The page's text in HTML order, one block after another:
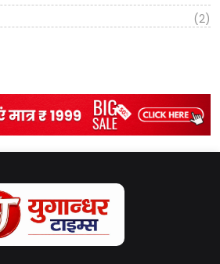
(2)